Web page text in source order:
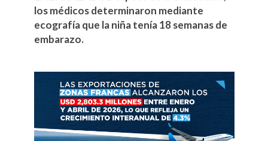
los médicos determinaron mediante
ecografía que la niña tenía 18 semanas de
embarazo.